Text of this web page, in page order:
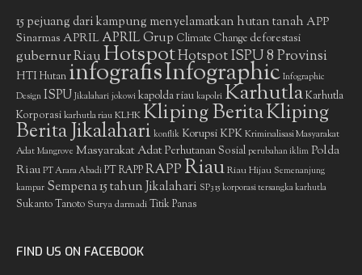
15 pejuang dari kampung menyelamatkan hutan tanah APP
Sinarmas APRIL APRIL Grup Climate Change deforestasi
gubernur RiauHotspotHotspot ISPU 8 Provinsi
HTIHutan infografisInfographic Infographic
Design ISPU Jikalahari jokowi kapolda riau kapolri KarhutlaKarhutla
Korporasikarhutla riauKLHKKliping BeritaKliping
Berita Jikalahari konflik Korupsi KPKKriminalisasi Masyarakat
Adat Mangrove Masyarakat AdatPerhutanan Sosial perubahan iklim Polda
Riau PT Arara Abadi PT RAPPRAPPRiauRiau Hijau Semenanjung
kampar Sempena 15 tahun Jikalahari SP3 15 korporasi tersangka karhutla
Sukanto Tanoto Surya darmadiTitik Panas
FIND US ON FACEBOOK